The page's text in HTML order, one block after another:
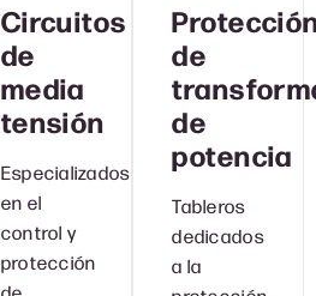
Circuitos
de
media
tensión
Especializados
en el
control y
protección
de
de
potencia
Tableros
dedicados
a la